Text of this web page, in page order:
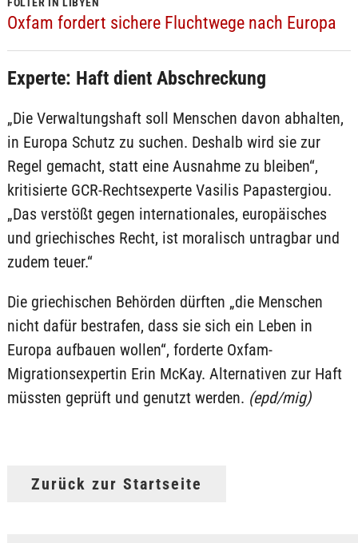
Oxfam fordert sichere Fluchtwege nach Europa
Experte: Haft dient Abschreckung
„Die Verwaltungshaft soll Menschen davon abhalten,
in Europa Schutz zu suchen. Deshalb wird sie zur
Regel gemacht, statt eine Ausnahme zu bleiben“,
kritisierte GCR-Rechtsexperte Vasilis Papastergiou.
„Das verstößt gegen internationales, europäisches
und griechisches Recht, ist moralisch untragbar und
zudem teuer.“
Die griechischen Behörden dürften „die Menschen
nicht dafür bestrafen, dass sie sich ein Leben in
Europa aufbauen wollen“, forderte Oxfam-
Migrationsexpertin Erin McKay. Alternativen zur Haft
müssten geprüft und genutzt werden. (epd/mig)
Zurück zur Startseite